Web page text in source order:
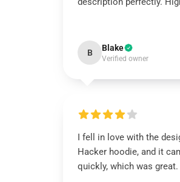
B Blake
Verified owner
I fell in love with the
Hacker hoodie, and it
quickly, which was great.